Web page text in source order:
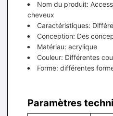
Nom du produit:
cheveux
Caractéristiques:
Conception: Des
Matériau: acrylique
Couleur: Différentes
Forme: différentes
Paramètres